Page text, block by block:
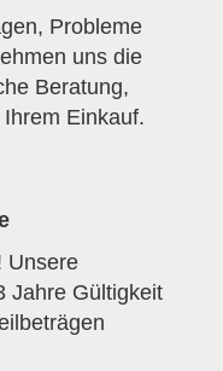
Probleme
uns die
Beratung,
Einkauf.
Unsere
Jahre Gültigkeit